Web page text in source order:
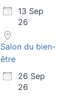
13 Sep
26
Salon du bien-
être
26 Sep
26